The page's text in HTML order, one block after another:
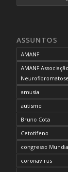
ASSUNTOS
AMANF
AMANF
amusia
autismo
Bruno Cota
Cetotifeno
congresso
coronavirus